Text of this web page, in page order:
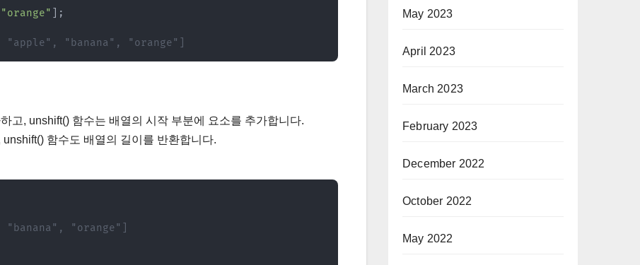
"orange"
;
"banana", "orange"]
고, unshift() 함수는 배열의 시작 부분에 요소를 추가합니다.
함수도 배열의 길이를 반환합니다.
"orange"]
May 2023
April 2023
March 2023
February 2023
December 2022
October 2022
May 2022